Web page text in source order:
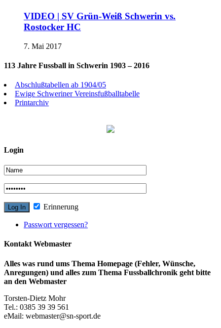
VIDEO | SV Grün-Weiß Schwerin vs.
Rostocker HC
7. Mai 2017
113 Jahre Fussball in Schwerin 1903 – 2016
Abschlußtabellen ab 1904/05
Ewige Schweriner Vereinsfußballtabelle
Printarchiv
Login
Erinnerung
Passwort vergessen?
Kontakt Webmaster
Alles was rund ums Thema Homepage (Fehler, Wünsche,
Anregungen) und alles zum Thema Fussballchronik geht bitte
an den Webmaster
Torsten-Dietz Mohr
Tel.: 0385 39 39 561
eMail: webmaster@sn-sport.de